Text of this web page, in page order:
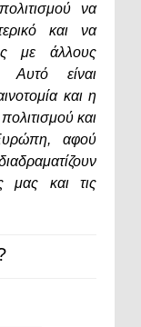
να
και να
με άλλους
Αυτό είναι
και η
και
αφού
μας και τις